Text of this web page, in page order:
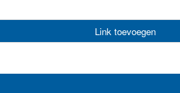
Link toevoegen